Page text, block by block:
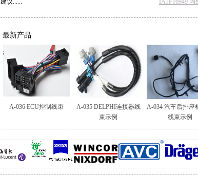
建议......
IATF16949
最新产品
A-036 ECU控制线束
A-035 DELPHI连接器线
束示例
A-034 汽车后排座
线束示例